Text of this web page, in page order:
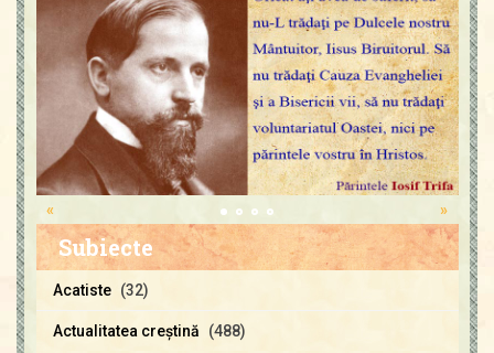
»
«
Subiecte
Acatiste (32)
Actualitatea creştină (488)